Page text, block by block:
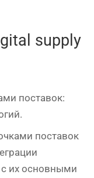
supply
поставок:
поставок
их основными